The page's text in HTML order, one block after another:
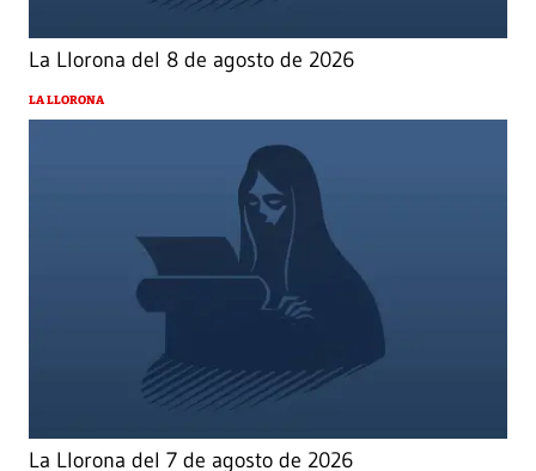
La Llorona del 8 de agosto de 2026
LA LLORONA
La Llorona del 7 de agosto de 2026